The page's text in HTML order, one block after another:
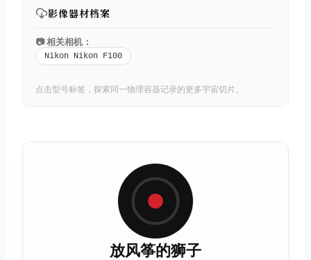
影像器材档案
📷 相关相机：
Nikon Nikon F100
点击型号标签，探索同一物理容器记录的更多宇宙切片。
放风筝的狮子